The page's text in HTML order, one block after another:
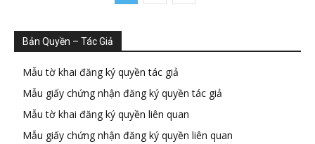
Bản Quyền – Tác Giả
Mẫu tờ khai đăng ký quyền tác giả
Mẫu giấy chứng nhận đăng ký quyền tác giả
Mẫu tờ khai đăng ký quyền liên quan
Mẫu giấy chứng nhận đăng ký quyền liên quan